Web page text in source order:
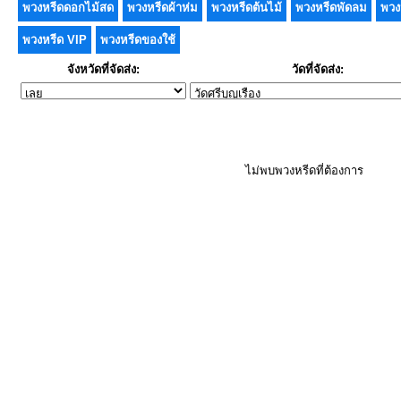
พวงหรีดดอกไม้สด พวงหรีดผ้าห่ม พวงหรีดต้นไม้ พวงหรีดพัดลม พว
พวงหรีด VIP พวงหรีดของใช้
จังหวัดที่จัดส่ง: วัดที่จัดส่ง:
ไม่พบพวงหรีดที่ต้องการ